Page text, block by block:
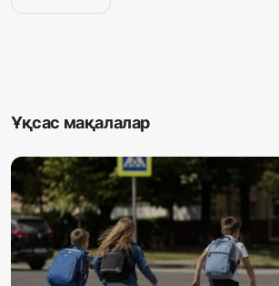
Ұқсас мақалалар